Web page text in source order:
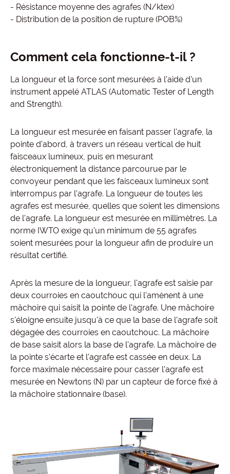
- Résistance moyenne des agrafes (N/ktex)
- Distribution de la position de rupture (POB%)
Comment cela fonctionne-t-il ?
La longueur et la force sont mesurées à l'aide d'un
instrument appelé ATLAS (Automatic Tester of Length
and Strength).
La longueur est mesurée en faisant passer l'agrafe, la
pointe d'abord, à travers un réseau vertical de huit
faisceaux lumineux, puis en mesurant
électroniquement la distance parcourue par le
convoyeur pendant que les faisceaux lumineux sont
interrompus par l'agrafe. La longueur de toutes les
agrafes est mesurée, quelles que soient les dimensions
de l'agrafe. La longueur est mesurée en millimètres. La
norme IWTO exige qu'un minimum de 55 agrafes
soient mesurées pour la longueur afin de produire un
résultat certifié.
Après la mesure de la longueur, l'agrafe est saisie par
deux courroies en caoutchouc qui l'amènent à une
mâchoire qui saisit la pointe de l'agrafe. Une mâchoire
s'éloigne ensuite jusqu'à ce que la base de l'agrafe soit
dégagée des courroies en caoutchouc. La mâchoire
de base saisit alors la base de l'agrafe. La mâchoire de
la pointe s'écarte et l'agrafe est cassée en deux. La
force maximale nécessaire pour casser l'agrafe est
mesurée en Newtons (N) par un capteur de force fixé à
la mâchoire stationnaire (base).